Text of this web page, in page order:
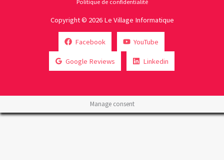
Copyright © 2026 Le Village Informatique
Facebook YouTube
Google Reviews Linkedin
Manage consent